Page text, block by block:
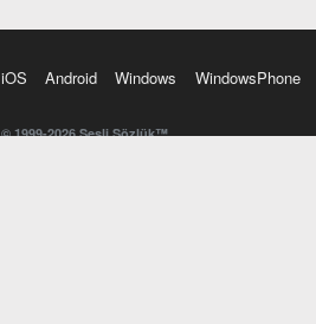
iOS Android Windows WindowsPhone
© 1999-2026 Sesli Sözlük™